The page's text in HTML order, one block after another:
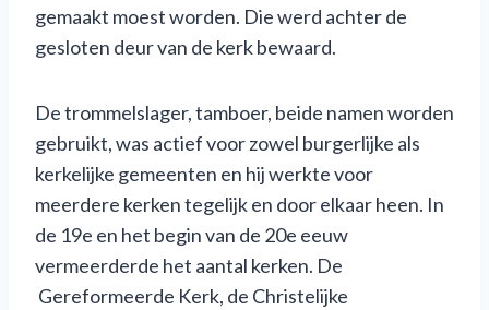
gemaakt moest worden. Die werd achter de
gesloten deur van de kerk bewaard.
De trommelslager, tamboer, beide namen worden
gebruikt, was actief voor zowel burgerlijke als
kerkelijke gemeenten en hij werkte voor
meerdere kerken tegelijk en door elkaar heen. In
de 19e en het begin van de 20e eeuw
vermeerderde het aantal kerken. De
Gereformeerde Kerk, de Christelijke